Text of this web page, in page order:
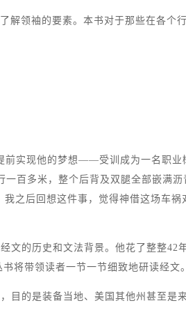
解领袖的要素。本书对于那些在各个
前实现他的梦想——受训成为一名职业
百多米，整个后背及双腿全部嵌满沥
之后回想这件事，觉得神借这场车祸
文的历史和文法背景。他花了整整42
将带领读者一节一节细致地研读经文。
目的是装备当地、美国其他州甚至是